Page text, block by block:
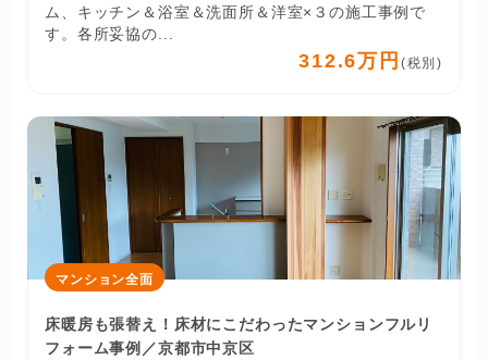
ム、キッチン＆浴室＆洗面所＆洋室×３の施工事例で
す。各所妥協の...
312.6万円 (税別)
マンション全面
床暖房も張替え！床材にこだわったマンションフルリ
フォーム事例／京都市中京区